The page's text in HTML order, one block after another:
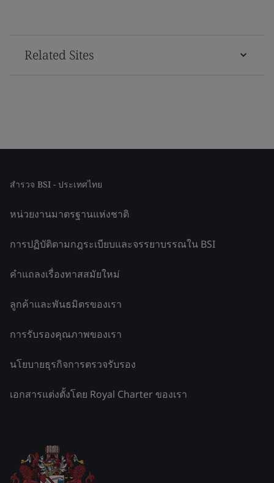
Related Sites
สำรวจ BSI - ประเทศไทย
หน่วยงานมาตรฐานแห่งชาติ
การปฏิบัติตามกฎระเบียบและจรรยาบรรณใน BSI
คำแถลงเรื่องทาสสมัยใหม่
ลูกค้าและพันธมิตรของเรา
การรับรองคุณภาพของเรา
นโยบายธุรกิจการตรวจรับรอง
เอกสารแต่งตั้งโดย Royal Charter ของเรา